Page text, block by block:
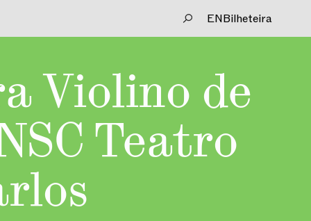
ENBilheteira
Violino de
Teatro